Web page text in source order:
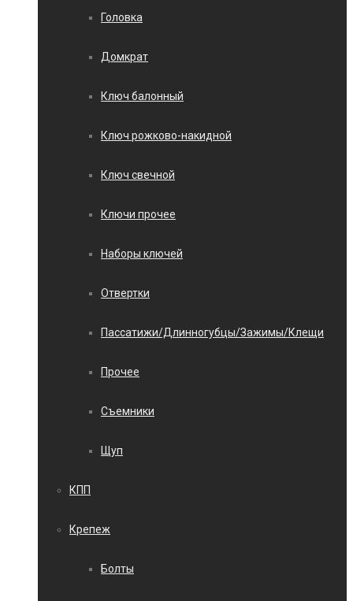
Головка
Домкрат
Ключ балонный
Ключ рожково-накидной
Ключ свечной
Ключи прочее
Наборы ключей
Отвертки
Пассатижи/Длинногубцы/Зажимы/Клещи
Прочее
Съемники
Щуп
КПП
Крепеж
Болты